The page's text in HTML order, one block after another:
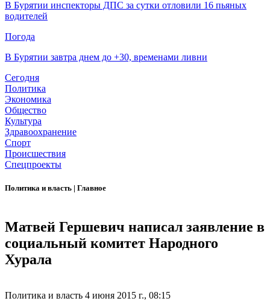
В Бурятии инспекторы ДПС за сутки отловили 16 пьяных
водителей
Погода
В Бурятии завтра днем до +30, временами ливни
Сегодня
Политика
Экономика
Общество
Культура
Здравоохранение
Спорт
Происшествия
Спецпроекты
Политика и власть | Главное
Матвей Гершевич написал заявление в
социальный комитет Народного
Хурала
Политика и власть 4 июня 2015 г., 08:15